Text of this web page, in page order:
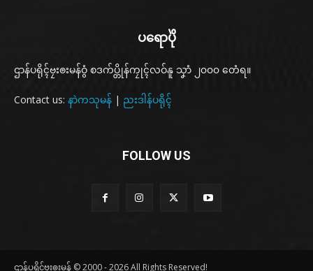
ပရောပိုဲ
ဌာန်ပရိုၚ်ဗၠးၜးမန်ဝွံ စဒက်ပ္တိုန်ကၠုၚ်လဝ်နူ သၞာံ ၂၀၀၀ တေံရ။
Contact us: နာဲကသုမန် | ညးဒါန်ပရိုၚ်
FOLLOW US
ဌာန်ပရိုၚ်ဗၠးၜးမန် © 2000 - 2026 All Rights Reserved!